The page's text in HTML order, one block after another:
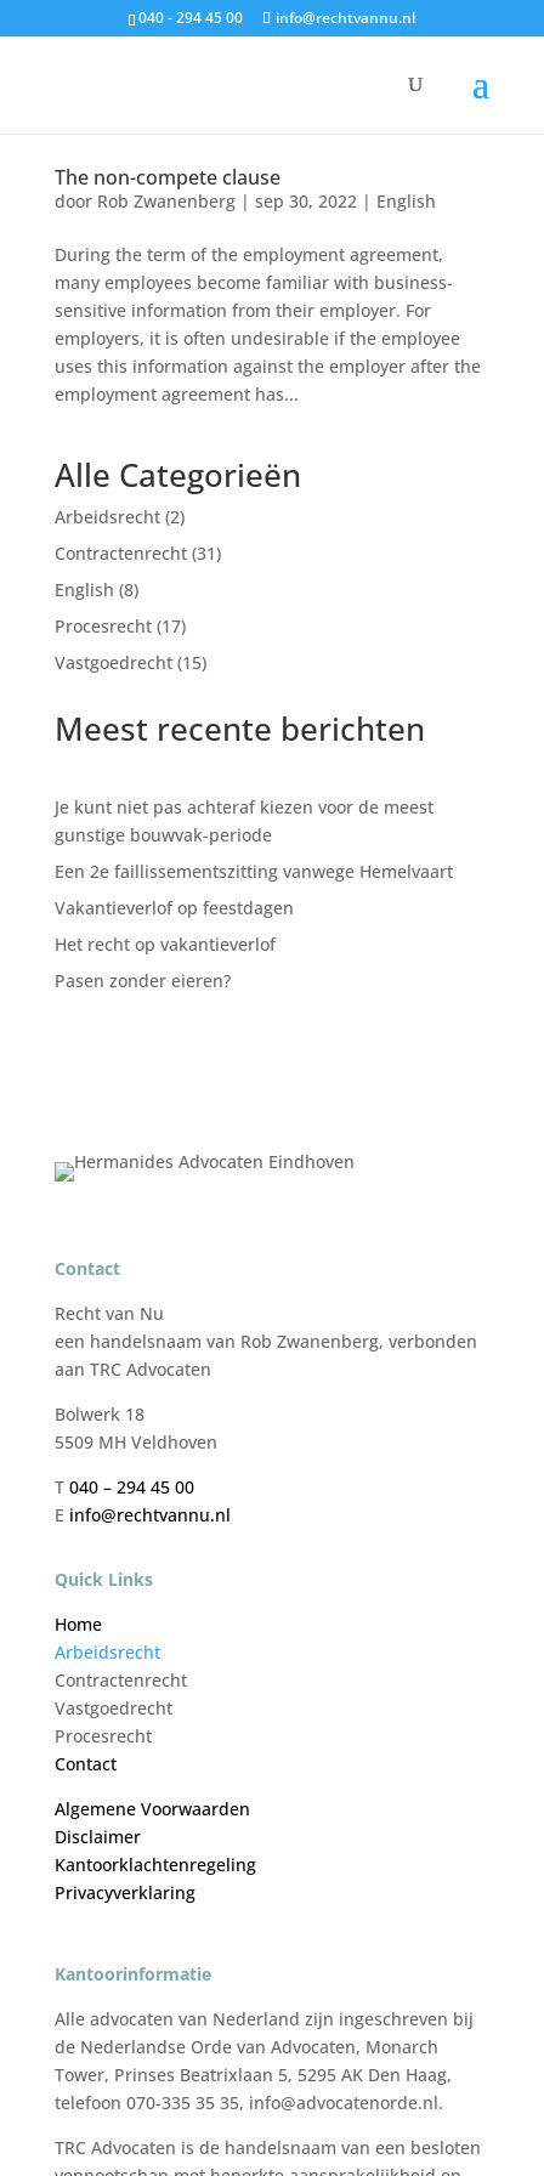
040 - 294 45 00 info@rechtvannu.nl
The non-compete clause
door Rob Zwanenberg| sep 30, 2022| English
During the term of the employment agreement,
many employees become familiar with business-
sensitive information from their employer. For
employers, it is often undesirable if the employee
uses this information against the employer after the
employment agreement has...
Alle Categorieën
Arbeidsrecht(2)
Contractenrecht(31)
English (8)
Procesrecht(17)
Vastgoedrecht(15)
Meest recente berichten
Je kunt niet pas achteraf kiezen voor de meest
gunstige bouwvak-periode
Een 2e faillissementszitting vanwege Hemelvaart
Vakantieverlof op feestdagen
Het recht op vakantieverlof
Pasen zonder eieren?
Contact
Recht van Nu
een handelsnaam van Rob Zwanenberg, verbonden
aan TRC Advocaten
Bolwerk 18
5509 MH Veldhoven
T 040 – 294 45 00
E info@rechtvannu.nl
Quick Links
Home
Arbeidsrecht
Contractenrecht
Vastgoedrecht
Procesrecht
Contact
Algemene Voorwaarden
Disclaimer
Kantoorklachtenregeling
Privacyverklaring
Kantoorinformatie
Alle advocaten van Nederland zijn ingeschreven bij
de Nederlandse Orde van Advocaten, Monarch
Tower, Prinses Beatrixlaan 5, 5295 AK Den Haag,
telefoon 070-335 35 35, info@advocatenorde.nl.
TRC Advocaten is de handelsnaam van een besloten